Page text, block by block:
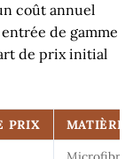
coût annuel
de gamme
de prix initial
PRIX
MATIÈRE